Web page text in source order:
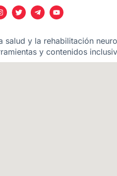
y la rehabilitación
y contenidos